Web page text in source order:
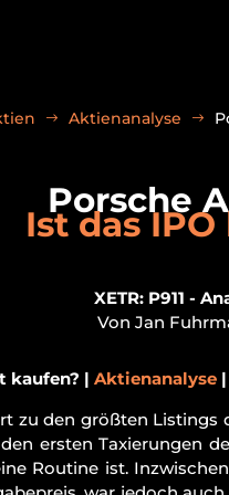
Aktienanalyse
Porsche
Ist das
XETR: P911 -
Von Jan
kaufen? | Aktienanalyse|
zu den größten
ersten Taxierungen
Routine ist.